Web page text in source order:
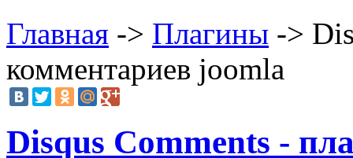
Главная -> Плагины ->
комментариев joomla
Disqus Comments -